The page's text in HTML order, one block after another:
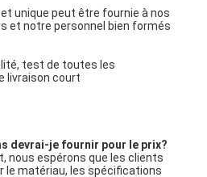
unique peut être fournie à nos
et notre personnel bien formés
test de toutes les
livraison court
devrai-je fournir pour le prix?
nous espérons que les clients
le matériau, les spécifications